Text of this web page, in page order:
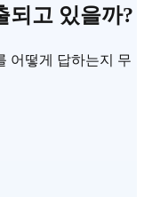
되고 있을까?
어떻게 답하는지 무